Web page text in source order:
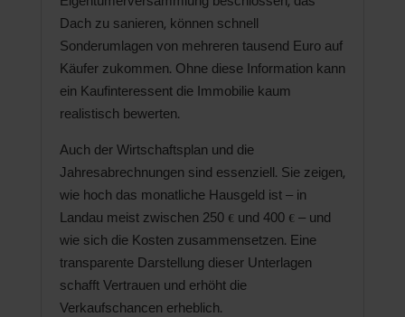
Dach zu sanieren, können schnell
Sonderumlagen von mehreren tausend Euro auf
Käufer zukommen. Ohne diese Information kann
ein Kaufinteressent die Immobilie kaum
realistisch bewerten.
Auch der Wirtschaftsplan und die
Jahresabrechnungen sind essenziell. Sie zeigen,
wie hoch das monatliche Hausgeld ist – in
Landau meist zwischen 250 € und 400 € – und
wie sich die Kosten zusammensetzen. Eine
transparente Darstellung dieser Unterlagen
schafft Vertrauen und erhöht die
Verkaufschancen erheblich.